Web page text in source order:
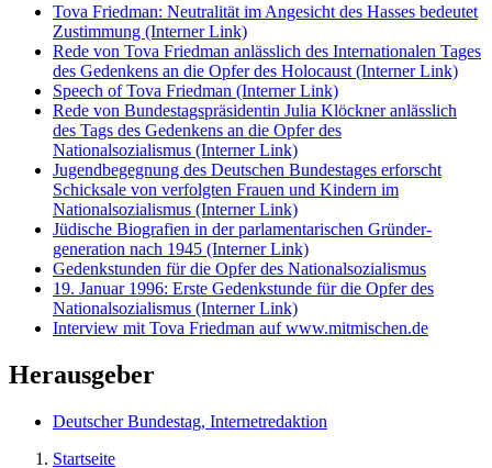
Tova Friedman: Neutralität im Angesicht des Hasses bedeutet
Zustimmung (Interner Link)
Rede von Tova Friedman anlässlich des Internationalen Tages
des Gedenkens an die Opfer des Holocaust (Interner Link)
Speech of Tova Friedman (Interner Link)
Rede von Bundestagspräsidentin Julia Klöckner anlässlich
des Tags des Gedenkens an die Opfer des
Nationalsozialismus (Interner Link)
Jugendbegegnung des Deutschen Bundestages erforscht
Schicksale von verfolgten Frauen und Kindern im
Nationalsozialismus (Interner Link)
Jüdische Biografien in der parlamentarischen Gründer­
generation nach 1945 (Interner Link)
Gedenkstunden für die Opfer des Nationalsozialismus
19. Januar 1996: Erste Gedenkstunde für die Opfer des
Nationalsozialismus (Interner Link)
Interview mit Tova Friedman auf www.mitmischen.de
Herausgeber
Deutscher Bundestag, Internetredaktion
Startseite